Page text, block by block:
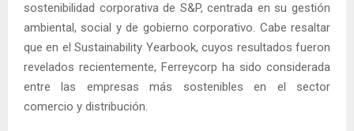
sostenibilidad corporativa de S&P, centrada en su gestión
ambiental, social y de gobierno corporativo. Cabe resaltar
que en el Sustainability Yearbook, cuyos resultados fueron
revelados recientemente, Ferreycorp ha sido considerada
entre las empresas más sostenibles en el sector
comercio y distribución.